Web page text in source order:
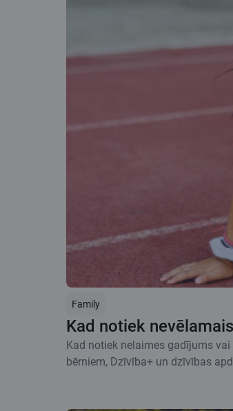
Family
Kad notiek nevēlamais
Kad notiek nelaimes gadījums
bērniem, Dzīvība+ un dzīvības